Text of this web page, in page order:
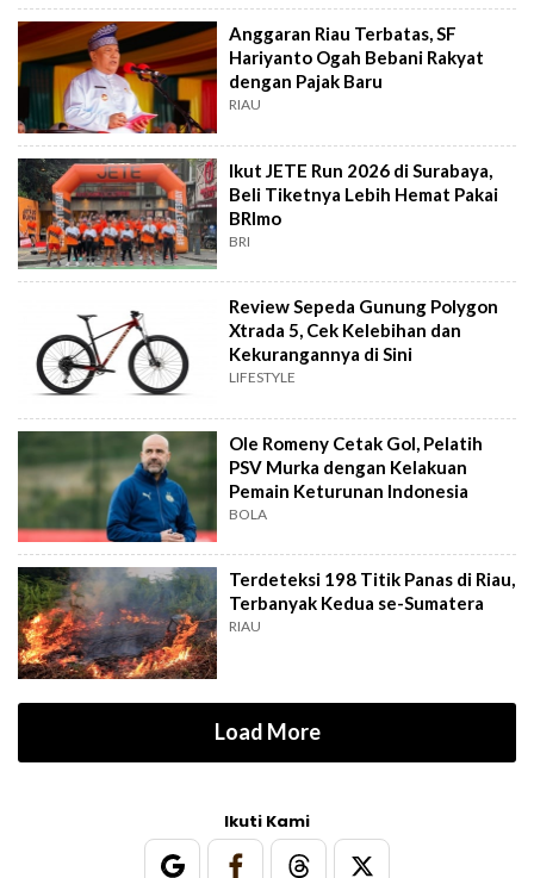
Anggaran Riau Terbatas, SF
Hariyanto Ogah Bebani Rakyat
dengan Pajak Baru
RIAU
Ikut JETE Run 2026 di Surabaya,
Beli Tiketnya Lebih Hemat Pakai
BRImo
BRI
Review Sepeda Gunung Polygon
Xtrada 5, Cek Kelebihan dan
Kekurangannya di Sini
LIFESTYLE
Ole Romeny Cetak Gol, Pelatih
PSV Murka dengan Kelakuan
Pemain Keturunan Indonesia
BOLA
Terdeteksi 198 Titik Panas di Riau,
Terbanyak Kedua se-Sumatera
RIAU
Load More
Ikuti Kami